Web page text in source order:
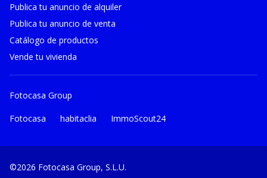
Publica tu anuncio de alquiler
Publica tu anuncio de venta
Catálogo de productos
Vende tu vivienda
Fotocasa Group
Fotocasa habitaclia ImmoScout24
©2026 Fotocasa Group, S.L.U.